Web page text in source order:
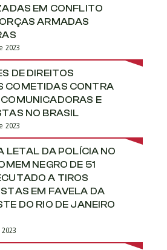
EM CONFLITO
ARMADAS
2023
DE DIREITOS
COMETIDAS CONTRA
E
NO BRASIL
2023
LETAL DA POLÍCIA NO
NEGRO DE 51
A TIROS
EM FAVELA DA
DO RIO DE JANEIRO